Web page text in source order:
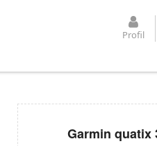
Profil
Garmin quatix